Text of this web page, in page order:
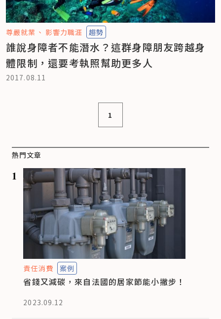
尊嚴就業 影響力職涯 趨勢
誰說身障者不能潛水？這群身障朋友跨越身
體限制，還要考執照幫助更多人
2017.08.11
1
熱門文章
1
責任消費 案例
省錢又減碳，來自法國的居家節能小撇步！
2023.09.12